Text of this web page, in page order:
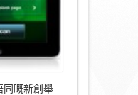
同嘅新創舉